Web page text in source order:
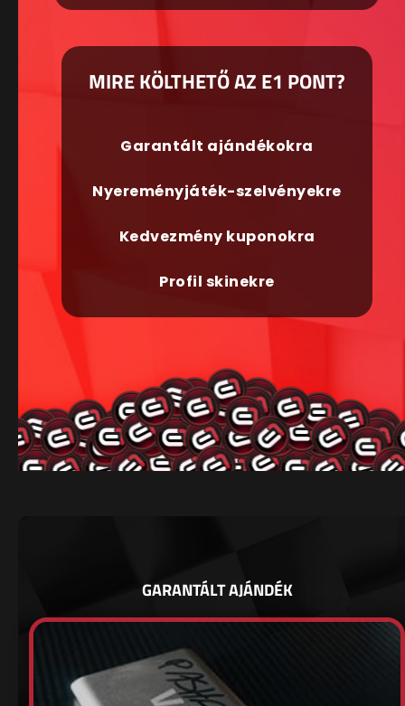
MIRE KÖLTHETŐ AZ E1 PONT?
Garantált ajándékokra
Nyereményjáték-szelvényekre
Kedvezmény kuponokra
Profil skinekre
GARANTÁLT AJÁNDÉK